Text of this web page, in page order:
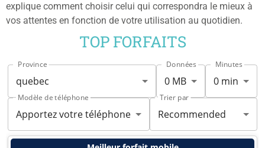
explique comment choisir celui qui correspondra le mieux à
vos attentes en fonction de votre utilisation au quotidien.
TOP FORFAITS